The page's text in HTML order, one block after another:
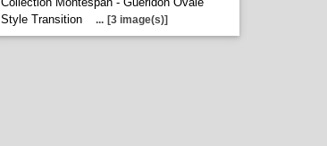
Style Transition
... [3 image(s)]